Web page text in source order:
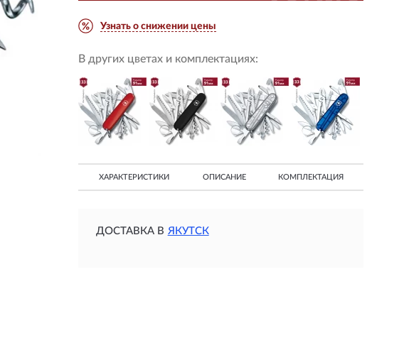
Узнать о снижении цены
В других цветах и комплектациях:
ХАРАКТЕРИСТИКИ ОПИСАНИЕ КОМПЛЕКТАЦИЯ
ДОСТАВКА В ЯКУТСК